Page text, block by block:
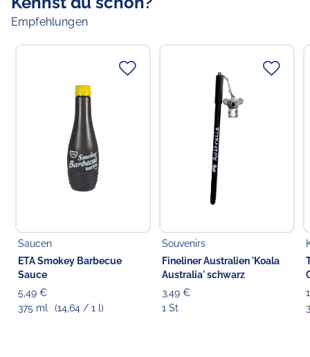
Empfehlungen
Saucen
ETA Smokey Barbecue
Sauce
5,49 €
375 ml
(14,64 / 1 l)
Souvenirs
Fineliner Australien 'Koala
Australia' schwarz
3,49 €
1 St